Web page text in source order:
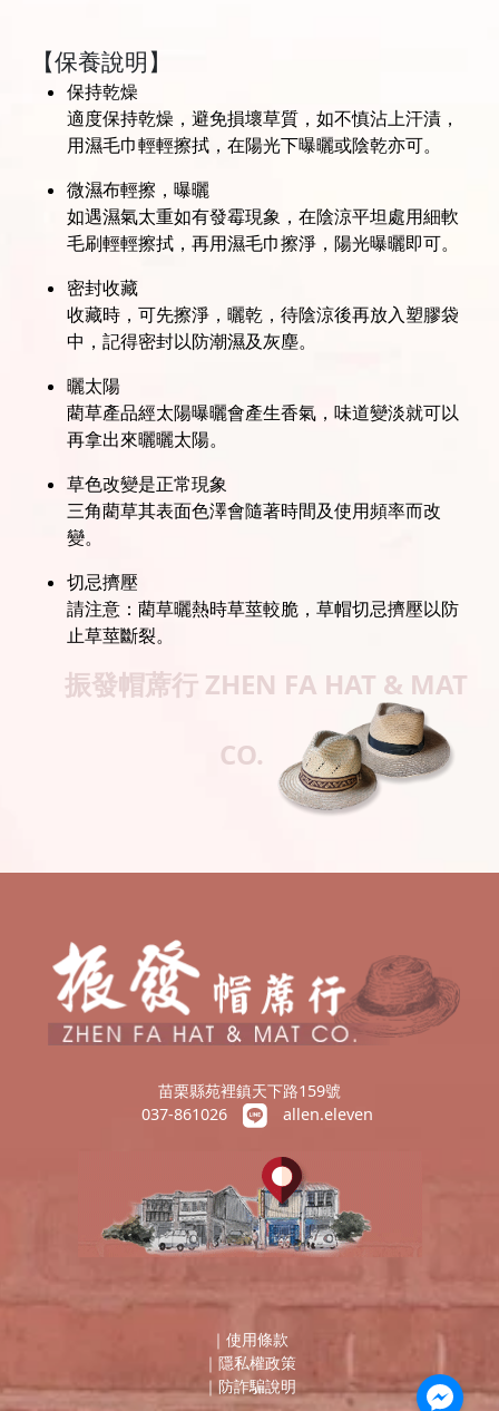
【保養說明】
保持乾燥
適度保持乾燥，避免損壞草質，如不慎沾上汗漬，
用濕毛巾輕輕擦拭，在陽光下曝曬或陰乾亦可。
微濕布輕擦，曝曬
如遇濕氣太重如有發霉現象，在陰涼平坦處用細軟
毛刷輕輕擦拭，再用濕毛巾擦淨，陽光曝曬即可。
密封收藏
收藏時，可先擦淨，曬乾，待陰涼後再放入塑膠袋
中，記得密封以防潮濕及灰塵。
曬太陽
藺草產品經太陽曝曬會產生香氣，味道變淡就可以
再拿出來曬曬太陽。
草色改變是正常現象
三角藺草其表面色澤會隨著時間及使用頻率而改
變。
切忌擠壓
請注意：藺草曬熱時草莖較脆，草帽切忌擠壓以防
止草莖斷裂。
振發帽蓆行 ZHEN FA HAT & MAT
CO.
苗栗縣苑裡鎮天下路159號
037-861026
allen.eleven
｜ 使用條款
｜ 隱私權政策
｜防詐騙說明